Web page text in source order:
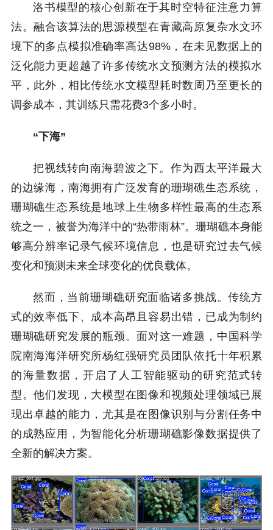
洛书模型的核心创新在于其时空特征注意力算
法。融合该算法的思源模型在青藏高原复杂水文环
境下的多点模拟准确率高达98%，在未见数据上的
泛化能力更超越了许多传统水文预测方法的模拟水
平，此外，相比传统水文模型耗时数周乃至更长的
调参成本，其训练只需花费3个多小时。
“下海”
把视线转向南海碧波之下。作为西太平洋最大
的边缘海，南海拥有广泛发育的珊瑚礁生态系统，
珊瑚礁生态系统是地球上生物多样性最高的生态系
统之一，被誉为海洋中的“热带雨林”。珊瑚礁本身能
够高分辨率记录气候环境信息，也是研究过去气候
变化和预测未来全球变化的优良载体。
然而，当前珊瑚礁研究面临诸多挑战。传统方
式的效率低下、成本高昂且容易出错，已成为制约
珊瑚礁研究发展的瓶颈。面对这一难题，中国科学
院南海海洋研究所杨红强研究员团队依托十年积累
的海量数据，开启了人工智能驱动的研究范式转
型。他们发现，大模型在图像和视频处理领域已展
现出卓越的能力，尤其是在图像识别与分割任务中
的成熟应用，为智能化分析珊瑚礁影像数据提供了
全新的解决方案。